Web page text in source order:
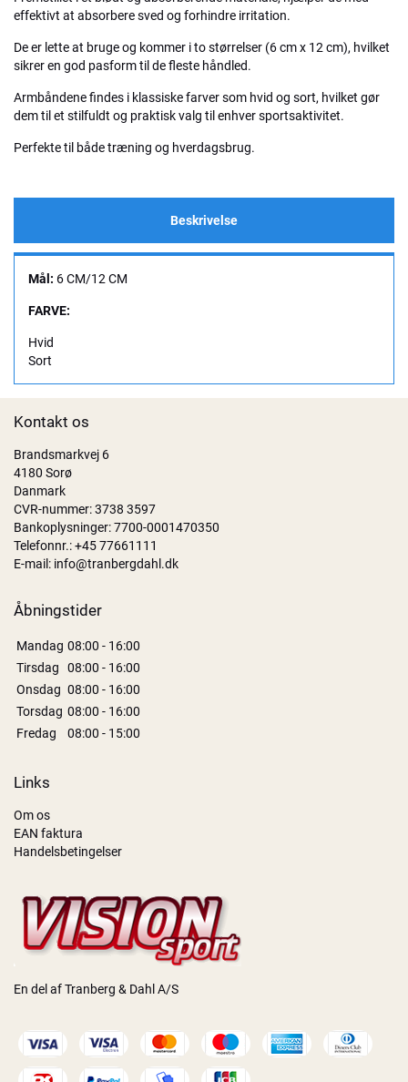
effektivt at absorbere sved og forhindre irritation.
De er lette at bruge og kommer i to størrelser (6 cm x 12 cm), hvilket
sikrer en god pasform til de fleste håndled.
Armbåndene findes i klassiske farver som hvid og sort, hvilket gør
dem til et stilfuldt og praktisk valg til enhver sportsaktivitet.
Perfekte til både træning og hverdagsbrug.
Beskrivelse
Mål: 6 CM/12 CM
FARVE:
Hvid
Sort
Kontakt os
Brandsmarkvej 6
4180 Sorø
Danmark
CVR-nummer: 3738 3597
Bankoplysninger: 7700-0001470350
Telefonnr.:+45 77661111
E-mail: info@tranbergdahl.dk
Åbningstider
Mandag 08:00 - 16:00
Tirsdag
08:00 - 16:00
Onsdag 08:00 - 16:00
Torsdag 08:00 - 16:00
Fredag
08:00 - 15:00
Links
Om os
EAN faktura
Handelsbetingelser
En del af Tranberg & Dahl A/S